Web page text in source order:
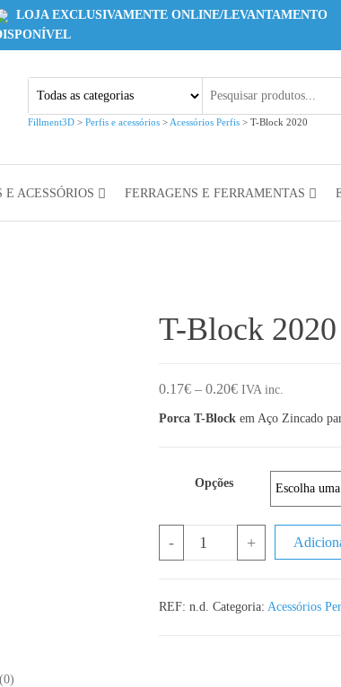
LOJA EXCLUSIVAMENTE ONLINE/LEVANTAMENTO
Fillment3D > Perfis e acessórios > Acessórios Perfis > T-Block 2020
E ACESSÓRIOS FERRAGENS E FERRAMENTAS
T-Block 2020
0.17€ – 0.20€Price range: 0.17€
IVA inc.
Porca T-Blockem Aço Zincado
Opções
- +
REF: n.d. Categoria: Acessórios